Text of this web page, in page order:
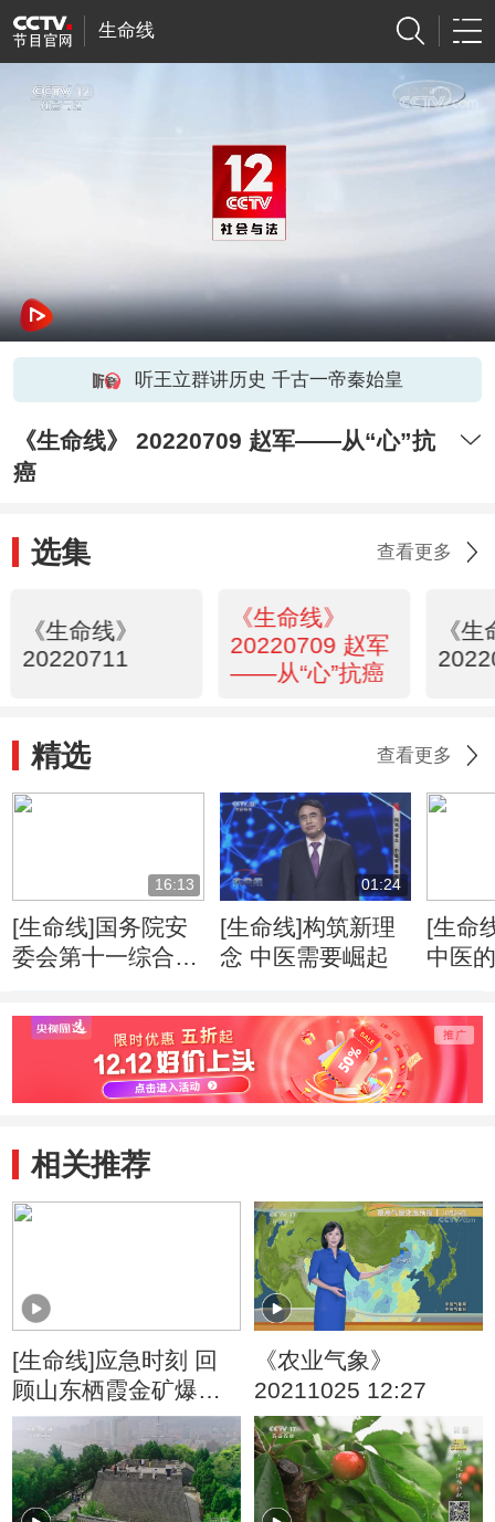
生命线
听王立群讲历史 千古一帝秦始皇
《生命线》 20220709 赵军——从“心”抗
癌
选集 查看更多
《生命线》
20220711
《生命线》
20220709 赵军
——从“心”抗癌
《
精选 查看更多
16:13
[生命线]国务院安
委会第十一综合检
市云城区人民医院
新建项目进行了检
01:24
[生命线]构筑新理
念 中医需要崛起
[生命
中医
相关推荐
[生命线]应急时刻 回
顾山东栖霞金矿爆炸
事件
《农业气象》
20211025 12:27